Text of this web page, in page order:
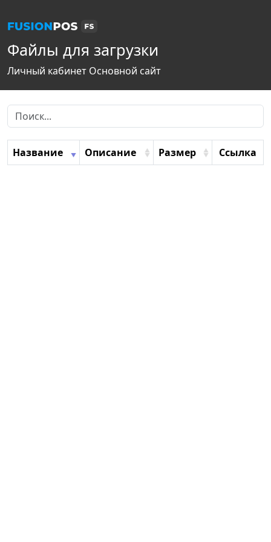
Файлы для загрузки
Личный кабинет Основной сайт
Название Описание Размер Ссылка